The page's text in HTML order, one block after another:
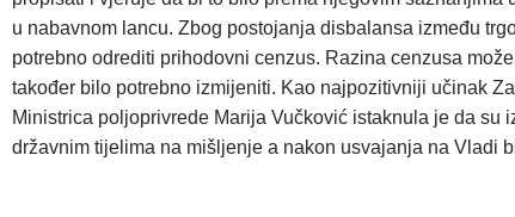
u nabavnom lancu. Zbog postojanja disbalansa između
potrebno odrediti prihodovni cenzus. Razina cenzusa
također bilo potrebno izmijeniti. Kao najpozitivniji učinak
Ministrica poljoprivrede Marija Vučković istaknula je da
državnim tijelima na mišljenje a nakon usvajanja na Vladi